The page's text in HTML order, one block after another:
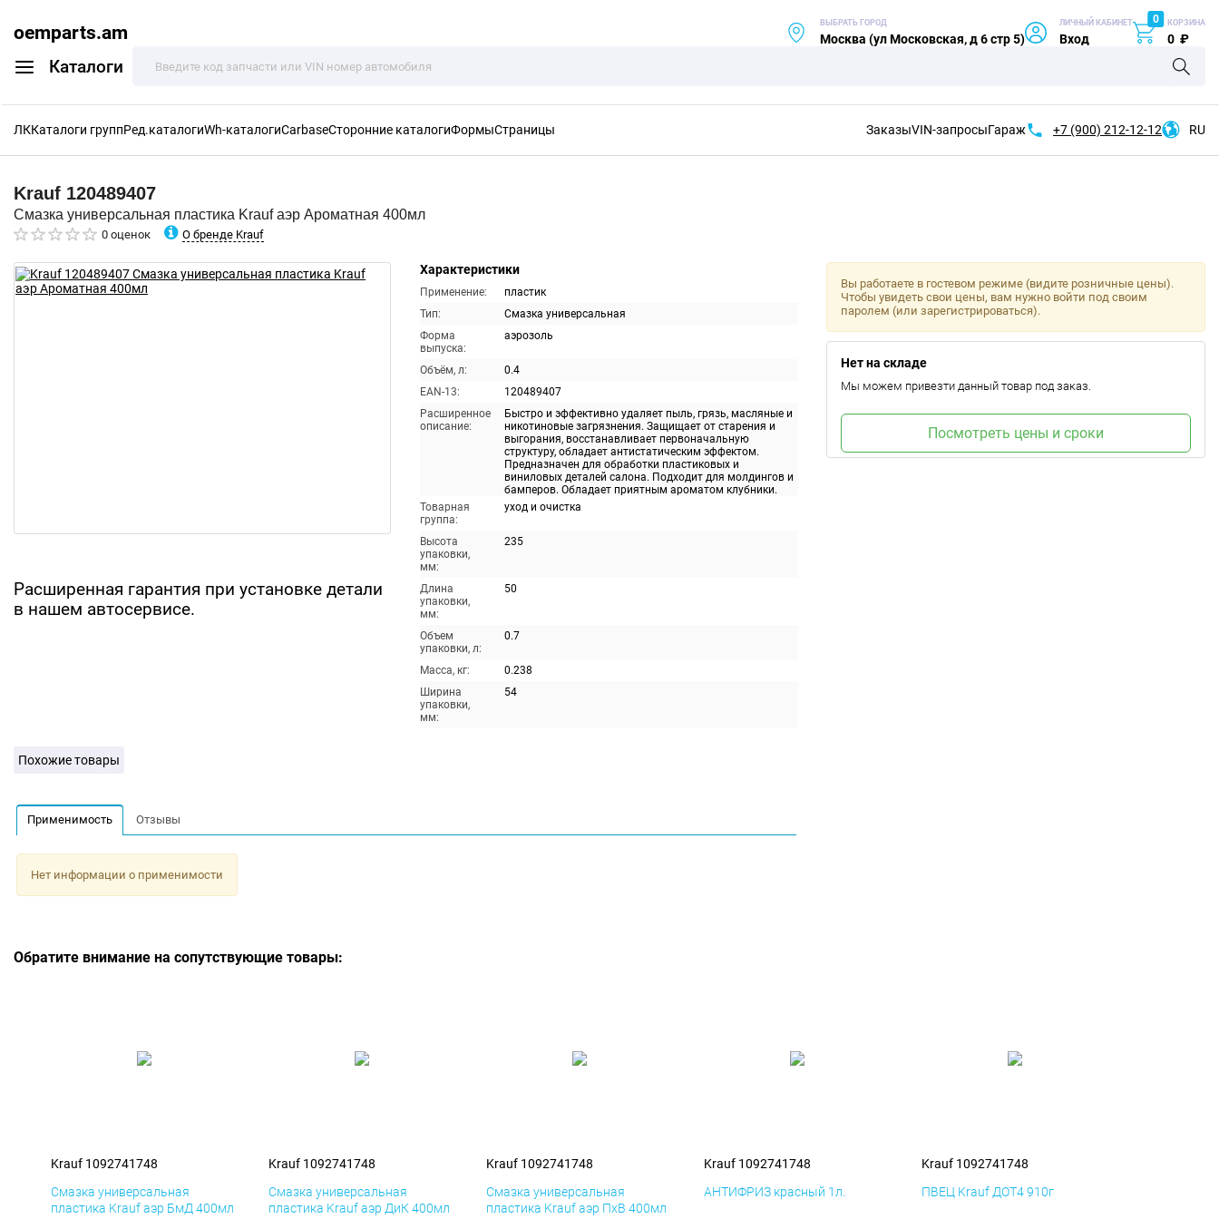
oemparts.am
Каталоги
ВЫБРАТЬ ГОРОД
Москва (ул Московская, д 6 стр 5)
ЛИЧНЫЙ КАБИНЕТ
Вход
0 КОРЗИНА
0 ₽
ЛККаталоги группРед.каталогиWh-каталогиCarbaseСторонние каталогиФормыСтраницы ЗаказыVIN-запросыГараж +7 (900) 212-12-12 RU
Krauf 120489407
Смазка универсальная пластика Krauf аэр Ароматная 400мл
0 оценок О бренде Krauf
Расширенная гарантия при установке детали
в нашем автосервисе.
Характеристики
Применение:
пластик
Тип:
Смазка универсальная
Форма
выпуска:
аэрозоль
Объём, л:
0.4
EAN-13:
120489407
Расширенное
описание:
Быстро и эффективно удаляет пыль, грязь, масляные и
никотиновые загрязнения. Защищает от старения и
выгорания, восстанавливает первоначальную
структуру, обладает антистатическим эффектом.
Предназначен для обработки пластиковых и
виниловых деталей салона. Подходит для молдингов и
бамперов. Обладает приятным ароматом клубники.
Товарная
группа:
уход и очистка
Высота
упаковки,
мм:
235
Длина
упаковки,
мм:
50
Объем
упаковки, л:
0.7
Масса, кг:
0.238
Ширина
упаковки,
мм:
54
Вы работаете в гостевом режиме (видите розничные цены).
Чтобы увидеть свои цены, вам нужно войти под своим
паролем (или зарегистрироваться).
Нет на складе
Мы можем привезти данный товар под заказ.
Посмотреть цены и сроки
Похожие товары
Применимость Отзывы
Нет информации о применимости
Обратите внимание на сопутствующие товары:
Krauf 1092741748
Смазка универсальная
пластика Krauf аэр БмД 400мл
Krauf 1092741748
Смазка универсальная
пластика Krauf аэр ДиК 400мл
Krauf 1092741748
Смазка универсальная
пластика Krauf аэр ПхВ 400мл
Krauf 1092741748
АНТИФРИЗ красный 1л.
Krauf 1092741748
ПВЕЦ Krauf ДОТ4 910г